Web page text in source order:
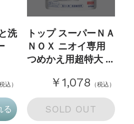
洗
込）
る
トップ スーパーＮＡ
ＮＯＸ ニオイ専用
つめかえ用超特大 ...
￥1,078 （税込）
SOLD OUT